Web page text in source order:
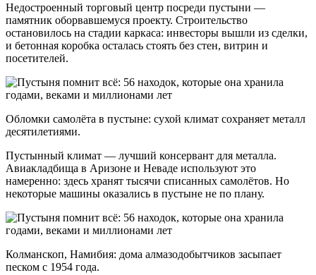
Недостроенный торговый центр посреди пустыни —
памятник оборвавшемуся проекту. Строительство
остановилось на стадии каркаса: инвесторы вышли из сделки,
и бетонная коробка осталась стоять без стен, витрин и
посетителей.
Обломки самолёта в пустыне: сухой климат сохраняет металл
десятилетиями.
Пустынный климат — лучший консервант для металла.
Авиакладбища в Аризоне и Неваде используют это
намеренно: здесь хранят тысячи списанных самолётов. Но
некоторые машины оказались в пустыне не по плану.
Колманскоп, Намибия: дома алмазодобытчиков засыпает
песком с 1954 года.